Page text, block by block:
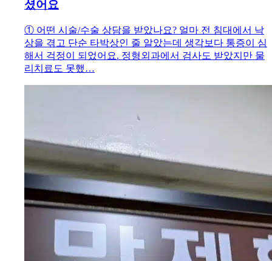
셨어요
① 어떤 시술/수술 상담을 받았나요? 얼마 전 침대에서 낙
상을 겪고 단순 타박상인 줄 알았는데 생각보다 통증이 심
해서 걱정이 되었어요. 정형외과에서 검사도 받았지만 물
리치료도 못했…